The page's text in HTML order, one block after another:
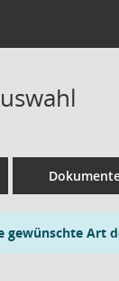
gewünschte Art